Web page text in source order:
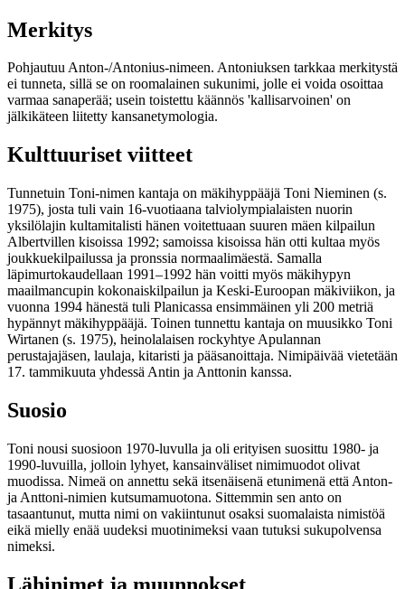
Merkitys
Pohjautuu Anton-/Antonius-nimeen. Antoniuksen tarkkaa merkitystä
ei tunneta, sillä se on roomalainen sukunimi, jolle ei voida osoittaa
varmaa sanaperää; usein toistettu käännös 'kallisarvoinen' on
jälkikäteen liitetty kansanetymologia.
Kulttuuriset viitteet
Tunnetuin Toni-nimen kantaja on mäkihyppääjä Toni Nieminen (s.
1975), josta tuli vain 16-vuotiaana talviolympialaisten nuorin
yksilölajin kultamitalisti hänen voitettuaan suuren mäen kilpailun
Albertvillen kisoissa 1992; samoissa kisoissa hän otti kultaa myös
joukkuekilpailussa ja pronssia normaalimäestä. Samalla
läpimurtokaudellaan 1991–1992 hän voitti myös mäkihypyn
maailmancupin kokonaiskilpailun ja Keski-Euroopan mäkiviikon, ja
vuonna 1994 hänestä tuli Planicassa ensimmäinen yli 200 metriä
hypännyt mäkihyppääjä. Toinen tunnettu kantaja on muusikko Toni
Wirtanen (s. 1975), heinolalaisen rockyhtye Apulannan
perustajajäsen, laulaja, kitaristi ja pääsanoittaja. Nimipäivää vietetään
17. tammikuuta yhdessä Antin ja Anttonin kanssa.
Suosio
Toni nousi suosioon 1970-luvulla ja oli erityisen suosittu 1980- ja
1990-luvuilla, jolloin lyhyet, kansainväliset nimimuodot olivat
muodissa. Nimeä on annettu sekä itsenäisenä etunimenä että Anton-
ja Anttoni-nimien kutsumamuotona. Sittemmin sen anto on
tasaantunut, mutta nimi on vakiintunut osaksi suomalaista nimistöä
eikä mielly enää uudeksi muotinimeksi vaan tutuksi sukupolvensa
nimeksi.